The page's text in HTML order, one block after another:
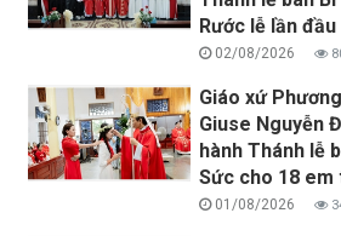
Rước lễ lần
02/08/2026
Giáo xứ
Giuse Nguyễn
hành Thánh lễ
Sức cho 18 em
01/08/2026